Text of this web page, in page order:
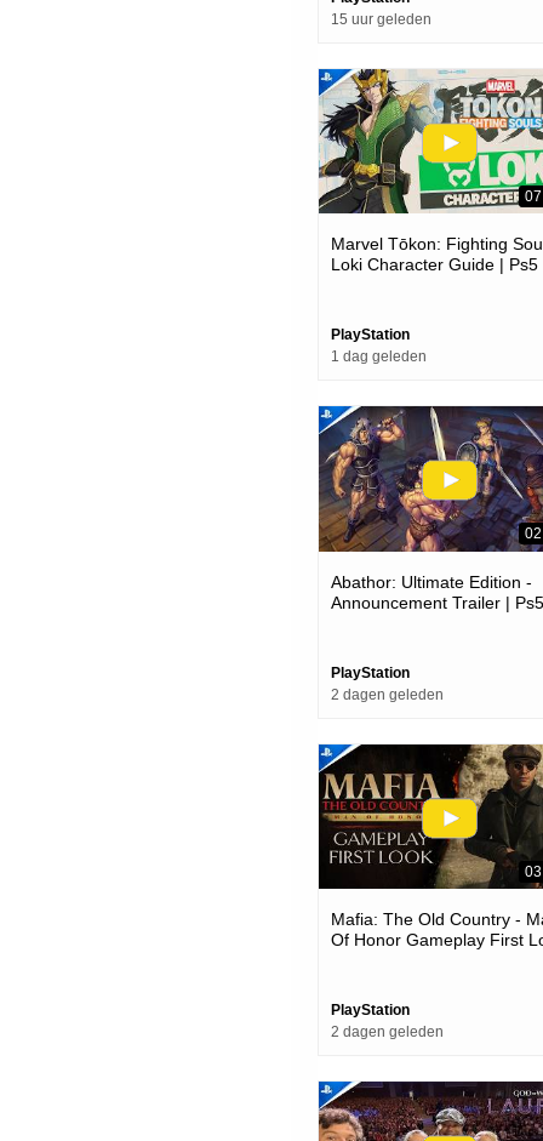
15 uur geleden
Marvel Tōkon: Fighting
Loki Character Guide | Ps5
PlayStation
1 dag geleden
Abathor: Ultimate Edition -
Announcement Trailer | Ps5
PlayStation
2 dagen geleden
Mafia: The Old Country -
Of Honor Gameplay First
PlayStation
2 dagen geleden